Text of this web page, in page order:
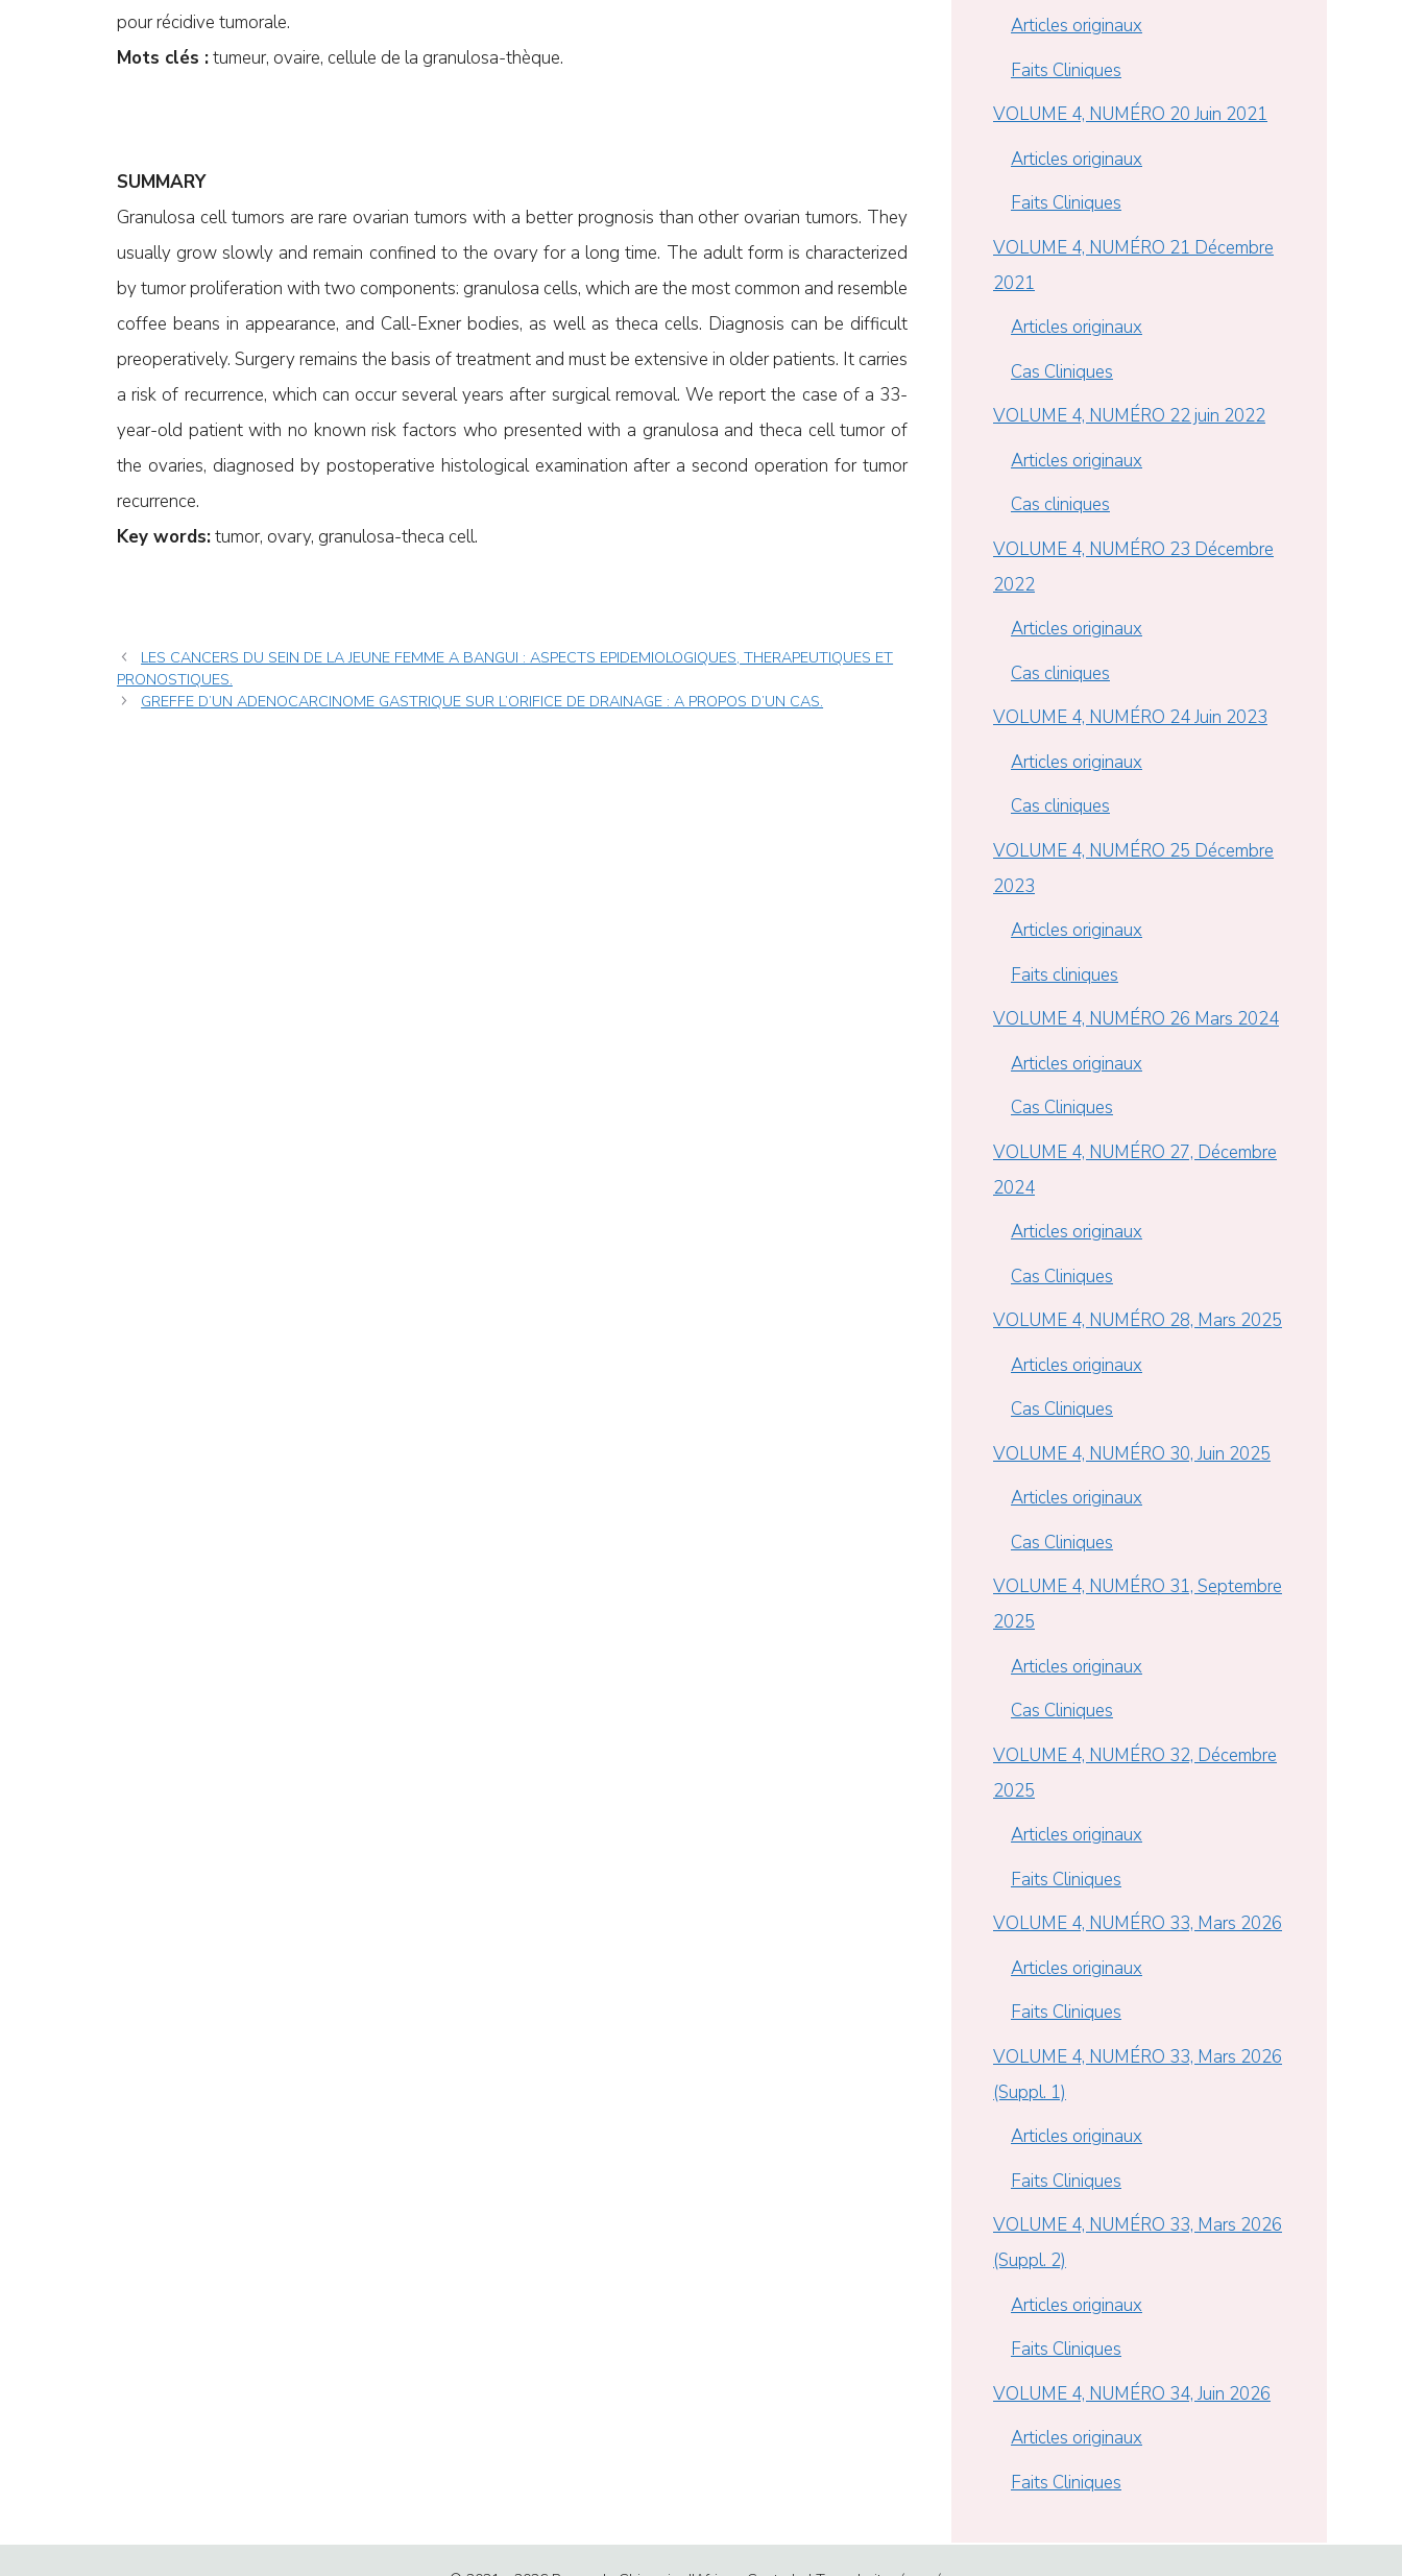
pour récidive tumorale.
Mots clés :tumeur, ovaire, cellule de la granulosa-thèque.
SUMMARY
Granulosa cell tumors are rare ovarian tumors with a better prognosis than other ovarian tumors. They
usually grow slowly and remain confined to the ovary for a long time. The adult form is characterized
by tumor proliferation with two components: granulosa cells, which are the most common and resemble
coffee beans in appearance, and Call-Exner bodies, as well as theca cells. Diagnosis can be difficult
preoperatively. Surgery remains the basis of treatment and must be extensive in older patients. It carries
a risk of recurrence, which can occur several years after surgical removal. We report the case of a 33-
year-old patient with no known risk factors who presented with a granulosa and theca cell tumor of
the ovaries, diagnosed by postoperative histological examination after a second operation for tumor
recurrence.
Key words:tumor, ovary, granulosa-theca cell.
LES CANCERS DU SEIN DE LA JEUNE FEMME A BANGUI : ASPECTS EPIDEMIOLOGIQUES, THERAPEUTIQUES ET
PRONOSTIQUES.
GREFFE D’UN ADENOCARCINOME GASTRIQUE SUR L’ORIFICE DE DRAINAGE : A PROPOS D’UN CAS.
Articles originaux
Faits Cliniques
VOLUME 4, NUMÉRO 20 Juin 2021
Articles originaux
Faits Cliniques
VOLUME 4, NUMÉRO 21 Décembre
2021
Articles originaux
Cas Cliniques
VOLUME 4, NUMÉRO 22 juin 2022
Articles originaux
Cas cliniques
VOLUME 4, NUMÉRO 23 Décembre
2022
Articles originaux
Cas cliniques
VOLUME 4, NUMÉRO 24 Juin 2023
Articles originaux
Cas cliniques
VOLUME 4, NUMÉRO 25 Décembre
2023
Articles originaux
Faits cliniques
VOLUME 4, NUMÉRO 26 Mars 2024
Articles originaux
Cas Cliniques
VOLUME 4, NUMÉRO 27, Décembre
2024
Articles originaux
Cas Cliniques
VOLUME 4, NUMÉRO 28, Mars 2025
Articles originaux
Cas Cliniques
VOLUME 4, NUMÉRO 30, Juin 2025
Articles originaux
Cas Cliniques
VOLUME 4, NUMÉRO 31, Septembre
2025
Articles originaux
Cas Cliniques
VOLUME 4, NUMÉRO 32, Décembre
2025
Articles originaux
Faits Cliniques
VOLUME 4, NUMÉRO 33, Mars 2026
Articles originaux
Faits Cliniques
VOLUME 4, NUMÉRO 33, Mars 2026
(Suppl. 1)
Articles originaux
Faits Cliniques
VOLUME 4, NUMÉRO 33, Mars 2026
(Suppl. 2)
Articles originaux
Faits Cliniques
VOLUME 4, NUMÉRO 34, Juin 2026
Articles originaux
Faits Cliniques